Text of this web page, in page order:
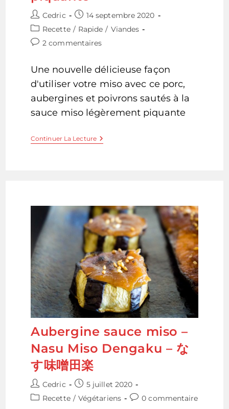
Auteur/autrice
de
la
publication :
Cedric
Publication
publiée :
14 septembre 2020
Post
category:
Recette / Rapide / Viandes
Commentaires
publication :
2 commentaires
Une nouvelle délicieuse façon
d'utiliser votre miso avec ce porc,
aubergines et poivrons sautés à la
sauce miso légèrement piquante
Continuer La LectureSauté
Miso
Piquante
Aubergine sauce miso –
Nasu Miso Dengaku – な
す味噌田楽
Auteur/autrice
de
Cedric
Publication
publiée :
5 juillet 2020
PostRecette / Végétariens
Commentaires
0 commentaire